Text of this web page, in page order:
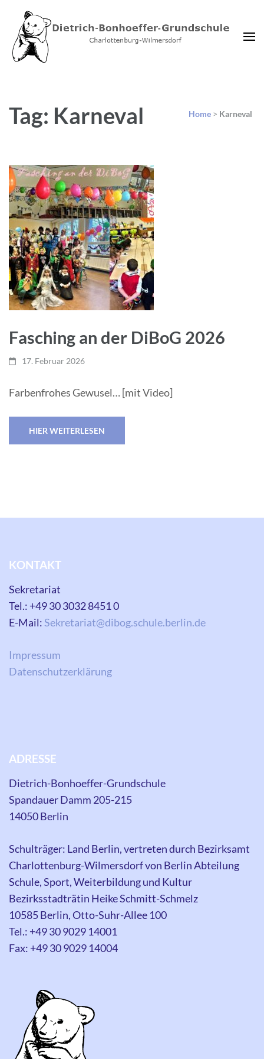
Tag: Karneval Home > Karneval
Fasching an der DiBoG 2026
17. Februar 2026
Farbenfrohes Gewusel… [mit Video]
HIER WEITERLESEN
KONTAKT
Sekretariat
Tel.: +49 30 3032 8451 0
E-Mail: Sekretariat@dibog.schule.berlin.de
Impressum
Datenschutzerklärung
ADRESSE
Dietrich-Bonhoeffer-Grundschule
Spandauer Damm 205-215
14050 Berlin
Schulträger: Land Berlin, vertreten durch Bezirksamt
Charlottenburg-Wilmersdorf von Berlin Abteilung
Schule, Sport, Weiterbildung und Kultur
Bezirksstadträtin Heike Schmitt-Schmelz
10585 Berlin, Otto-Suhr-Allee 100
Tel.: +49 30 9029 14001
Fax: +49 30 9029 14004